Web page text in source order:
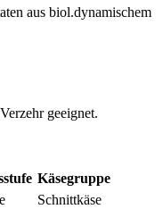
aus biol.dynamischem
geeignet.
Käsegruppe
Schnittkäse